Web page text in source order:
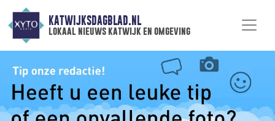
KATWIJKSDAGBLAD.NL
lokaal nieuws katwijk en omgeving